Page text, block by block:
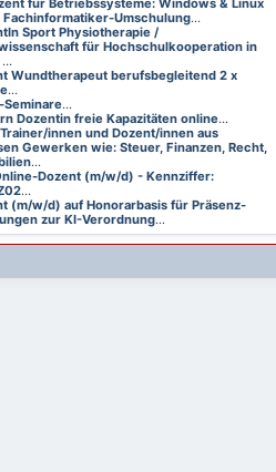
Fachinformatiker-Umschulung...
Sport Physiotherapie /
für Hochschulkooperation in
...
Wundtherapeut berufsbegleitend 2 x
...
Seminare...
Dozentin freie Kapazitäten online...
innen und Dozent/innen aus
Gewerken wie: Steuer, Finanzen, Recht,
...
Dozent (m/w/d) - Kennziffer:
...
(m/w/d) auf Honorarbasis für Präsenz-
zur KI-Verordnung...